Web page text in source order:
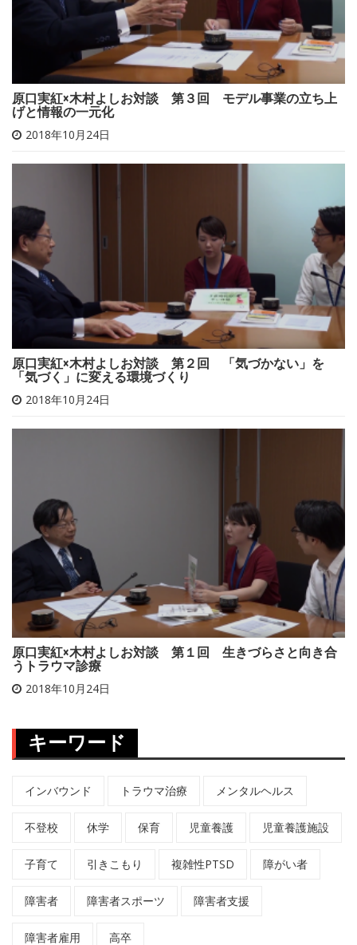
原口実紅×木村よしお対談 第３回 モデル事業の立ち上
げと情報の一元化
2018年10月24日
原口実紅×木村よしお対談 第２回 「気づかない」を
「気づく」に変える環境づくり
2018年10月24日
原口実紅×木村よしお対談 第１回 生きづらさと向き合
うトラウマ診療
2018年10月24日
キーワード
インバウンド トラウマ治療 メンタルヘルス
不登校 休学 保育 児童養護 児童養護施設
子育て 引きこもり 複雑性PTSD 障がい者
障害者 障害者スポーツ 障害者支援
障害者雇用 高卒